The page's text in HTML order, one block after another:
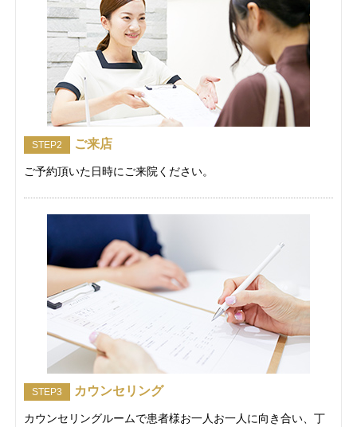
STEP2 ご来店
ご予約頂いた日時にご来院ください。
STEP3 カウンセリング
カウンセリングルームで患者様お一人お一人に向き合い、丁